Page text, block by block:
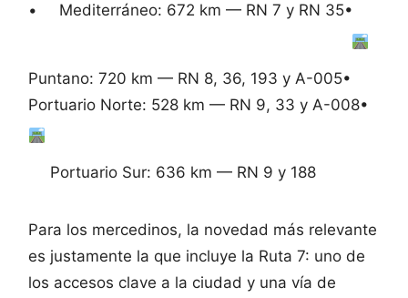
• Mediterráneo: 672 km — RN 7 y RN 35•
Puntano: 720 km — RN 8, 36, 193 y A-005•
Portuario Norte: 528 km — RN 9, 33 y A-008•
Portuario Sur: 636 km — RN 9 y 188
Para los mercedinos, la novedad más relevante
es justamente la que incluye la Ruta 7: uno de
los accesos clave a la ciudad y una vía de